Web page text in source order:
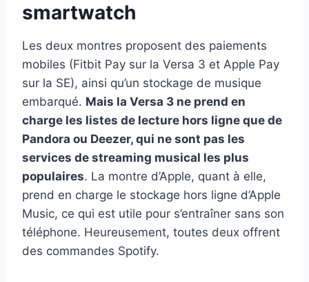
smartwatch
Les deux montres proposent des paiements
mobiles (Fitbit Pay sur la Versa 3 et Apple Pay
sur la SE), ainsi qu’un stockage de musique
embarqué. Mais la Versa 3 ne prend en
charge les listes de lecture hors ligne que de
Pandora ou Deezer, qui ne sont pas les
services de streaming musical les plus
populaires. La montre d’Apple, quant à elle,
prend en charge le stockage hors ligne d’Apple
Music, ce qui est utile pour s’entraîner sans son
téléphone. Heureusement, toutes deux offrent
des commandes Spotify.